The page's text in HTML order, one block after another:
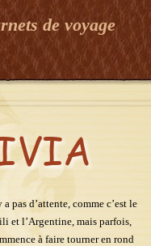
de voyage
pas d’attente, comme c’est le
et l’Argentine, mais parfois,
à faire tourner en rond